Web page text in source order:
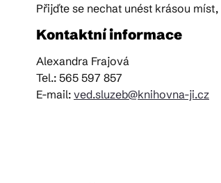
Přijďte se nechat unést krásou míst,
Kontaktní informace
Alexandra Frajová
Tel.: 565 597 857
E-mail: ved.sluzeb@knihovna-ji.cz